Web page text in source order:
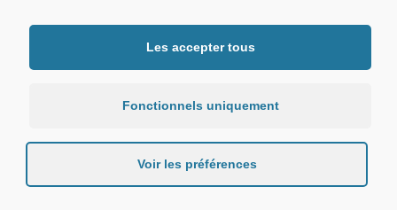
Les accepter tous
Fonctionnels uniquement
Voir les préférences